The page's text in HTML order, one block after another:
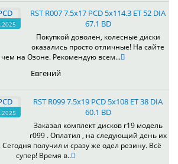
RST R007 7.5x17 PCD 5x114.3 ET 52 DIA
67.1 BD
Покупкой доволен, колесные диски
оказались просто отличные! На сайте
на Озоне. Рекомендую всем...
Евгений
RST R099 7.5x19 PCD 5x108 ET 38 DIA
60.1 BD
Заказал комплект дисков r19 модель
r099 . Оплатил , на следующий день их
получил и сразу же одел резину. Всё
супер! Время в..